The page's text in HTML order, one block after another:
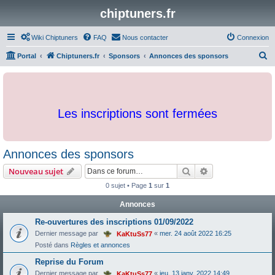
chiptuners.fr
Wiki Chiptuners FAQ Nous contacter Connexion
Portal Chiptuners.fr Sponsors Annonces des sponsors
c
Les inscriptions sont fermées
Annonces des sponsors
Nouveau sujet Rechercher
0 sujet • Page 1 sur 1
Annonces
Re-ouvertures des inscriptions 01/09/2022
Dernier message par KaKtuSs77 « mer. 24 août 2022 16:25
Posté dans Règles et annonces
Reprise du Forum
Dernier message par « jeu. 13 janv. 2022 14:49